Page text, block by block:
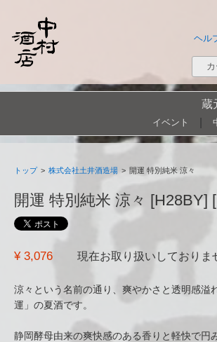
ヘル
蔵
イベント
トップ > 株式会社土井酒造場 > 開運 特別純米 涼々
開運 特別純米 涼々 [H28BY]
¥ 3,076 現在お取り扱いしておりま
涼々という名前の通り、爽やかさと透明感溢
運」の夏酒です。
静岡酵母由来の爽快感のある香りと軽快で円